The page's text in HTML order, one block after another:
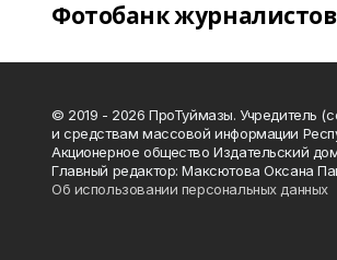
Фотобанк
© 2019 - 2026 ПроТуймазы. Учредитель
и средствам массовой информации
Акционерное общество Издательский
Главный редактор: Максютова Оксана
Об использовании персональных данных